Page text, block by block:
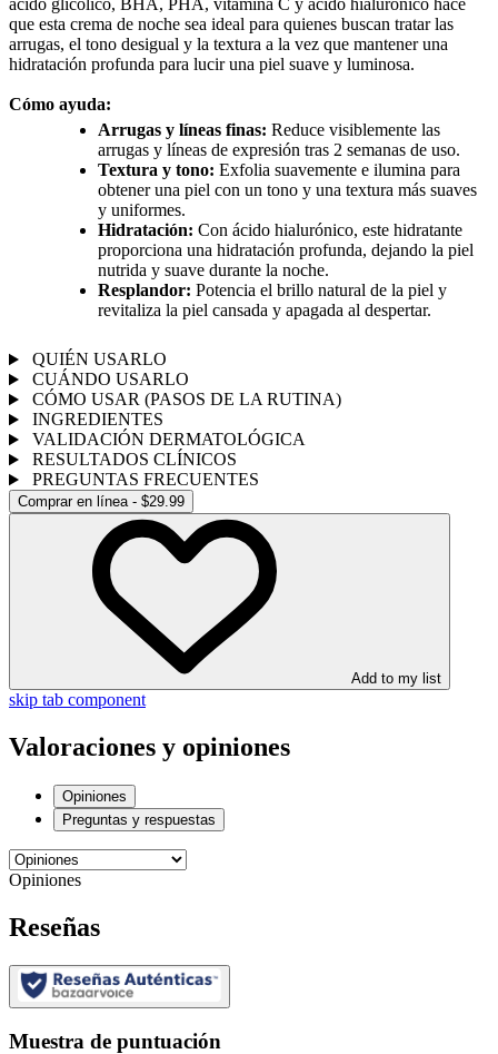
ácido glicólico, BHA, PHA, vitamina C y ácido hialurónico hace
que esta crema de noche sea ideal para quienes buscan tratar las
arrugas, el tono desigual y la textura a la vez que mantener una
hidratación profunda para lucir una piel suave y luminosa.
Cómo ayuda:
Arrugas y líneas finas: Reduce visiblemente las
arrugas y líneas de expresión tras 2 semanas de uso.
Textura y tono: Exfolia suavemente e ilumina para
obtener una piel con un tono y una textura más suaves
y uniformes.
Hidratación: Con ácido hialurónico, este hidratante
proporciona una hidratación profunda, dejando la piel
nutrida y suave durante la noche.
Resplandor: Potencia el brillo natural de la piel y
revitaliza la piel cansada y apagada al despertar.
QUIÉN USARLO
CUÁNDO USARLO
CÓMO USAR (PASOS DE LA RUTINA)
INGREDIENTES
VALIDACIÓN DERMATOLÓGICA
RESULTADOS CLÍNICOS
PREGUNTAS FRECUENTES
Comprar en línea - $29.99
Add to my list
skip tab component
Valoraciones y opiniones
Opiniones
Preguntas y respuestas
Opiniones
Reseñas
Muestra de puntuación